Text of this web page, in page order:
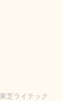
芝ライテック